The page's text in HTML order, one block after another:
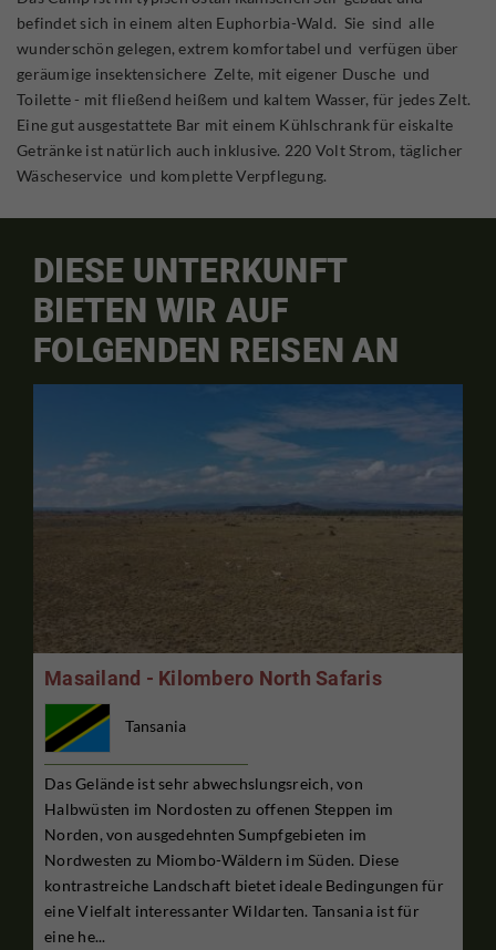
befindet sich in einem alten Euphorbia-Wald. Sie sind alle
wunderschön gelegen, extrem komfortabel und verfügen über
geräumige insektensichere Zelte, mit eigener Dusche und
Toilette - mit fließend heißem und kaltem Wasser, für jedes Zelt.
Eine gut ausgestattete Bar mit einem Kühlschrank für eiskalte
Getränke ist natürlich auch inklusive. 220 Volt Strom, täglicher
Wäscheservice und komplette Verpflegung.
DIESE UNTERKUNFT
BIETEN WIR AUF
FOLGENDEN REISEN AN
Masailand - Kilombero North Safaris
Tansania
Das Gelände ist sehr abwechslungsreich, von
Halbwüsten im Nordosten zu offenen Steppen im
Norden, von ausgedehnten Sumpfgebieten im
Nordwesten zu Miombo-Wäldern im Süden. Diese
kontrastreiche Landschaft bietet ideale Bedingungen für
eine Vielfalt interessanter Wildarten. Tansania ist für
eine he...